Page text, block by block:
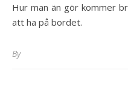
Hur man än gör kommer
att ha på bordet.
By